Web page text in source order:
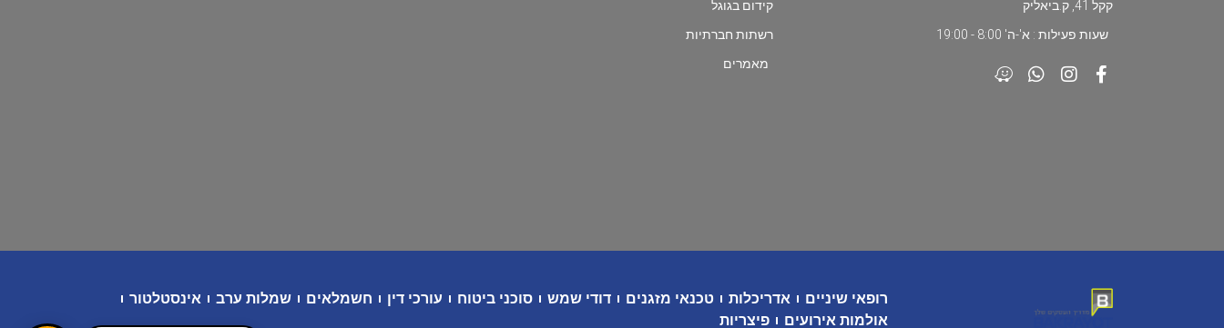
קקל 41, ק.ביאליק
שעות פעילות : א'-ה' 8:00 - 19:00
קידום בגוגל
רשתות חברתיות
מאמרים
רופאי שיניים אדריכלות טכנאי מזגנים דודי שמש סוכני ביטוח עורכי דין חשמלאים שמלות ערב
אינסטלטור
אולמות אירועים
פיצריות